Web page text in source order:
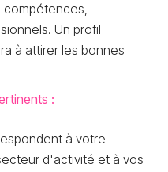
compétences,
Un profil
à attirer les bonnes
:
à votre
d'activité et à vos